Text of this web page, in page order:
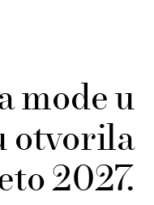
mode u
otvorila
2027.